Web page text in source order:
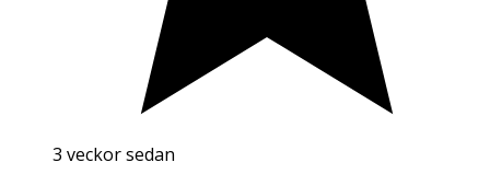
3 veckor sedan